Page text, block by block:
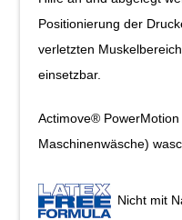
Positionierung der
verletzten
einsetzbar.
Actimove®
Maschinenwäsche)
Nicht mit